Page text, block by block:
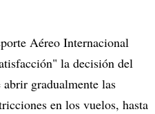
Aéreo Internacional
la decisión del
gradualmente las
en los vuelos, hasta